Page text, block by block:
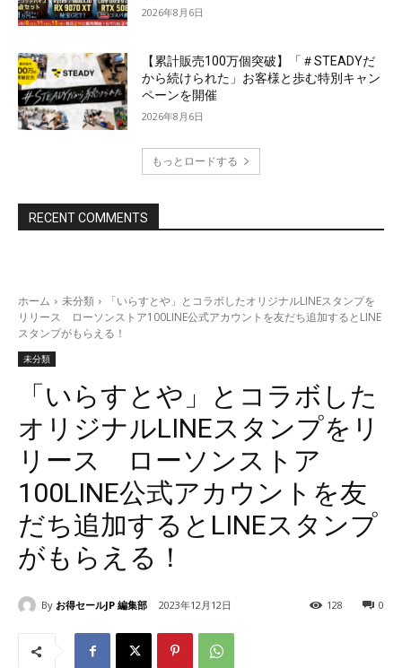
2026年8月6日
【累計販売100万個突破】「＃STEADYだ
から続けられた」お客様と歩む特別キャン
ペーンを開催
2026年8月6日
もっとロードする
RECENT COMMENTS